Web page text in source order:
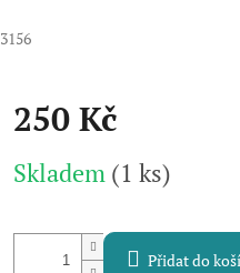
3156
250 Kč
cena:
Skladem (1 ks)
Přidat do